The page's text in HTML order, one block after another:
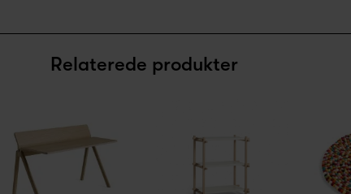
Relaterede produkter